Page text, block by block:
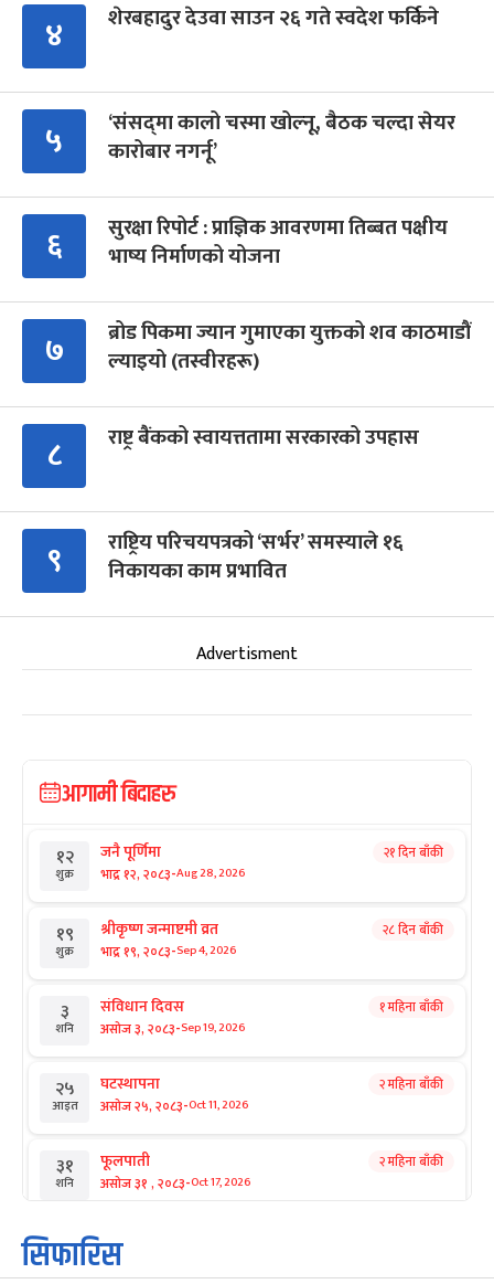
४ शेरबहादुर देउवा साउन २६ गते स्वदेश फर्किने
५
‘संसद्‍मा कालो चस्मा खोल्नू, बैठक चल्दा सेयर
कारोबार नगर्नू’
६
सुरक्षा रिपोर्ट : प्राज्ञिक आवरणमा तिब्बत पक्षीय
भाष्य निर्माणको योजना
७
ब्रोड पिकमा ज्यान गुमाएका युक्तको शव काठमाडौं
ल्याइयो (तस्वीरहरू)
८ राष्ट्र बैंकको स्वायत्ततामा सरकारको उपहास
९
राष्ट्रिय परिचयपत्रको ‘सर्भर’ समस्याले १६
निकायका काम प्रभावित
Advertisment
आगामी बिदाहरु
१२
शुक्र
जनै पूर्णिमा
भाद्र १२, २०८३-Aug 28, 2026
२१ दिन बाँकी
१९
शुक्र
श्रीकृष्ण जन्माष्टमी व्रत
भाद्र १९, २०८३-Sep 4, 2026
२८ दिन बाँकी
३
शनि
संविधान दिवस
असोज ३, २०८३-Sep 19, 2026
१ महिना बाँकी
२५
आइत
घटस्थापना
असोज २५, २०८३-Oct 11, 2026
२ महिना बाँकी
३१
शनि
फूलपाती
असोज ३१ , २०८३-Oct 17, 2026
२ महिना बाँकी
१
आइत
कार्तिक सङ्क्रान्ति
कार्तिक १, २०८३
सिफारिस